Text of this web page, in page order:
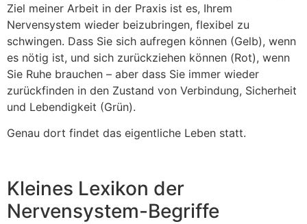
Ziel meiner Arbeit in der Praxis ist es, Ihrem
Nervensystem wieder beizubringen, flexibel zu
schwingen. Dass Sie sich aufregen können (Gelb), wenn
es nötig ist, und sich zurückziehen können (Rot), wenn
Sie Ruhe brauchen – aber dass Sie immer wieder
zurückfinden in den Zustand von Verbindung, Sicherheit
und Lebendigkeit (Grün).
Genau dort findet das eigentliche Leben statt.
Kleines Lexikon der
Nervensystem-Begriffe